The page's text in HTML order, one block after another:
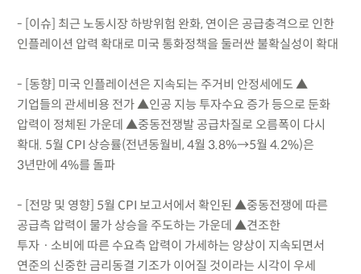
- [이슈] 최근 노동시장 하방위험 완화, 연이은 공급충격으로 인한
인플레이션 압력 확대로 미국 통화정책을 둘러싼 불확실성이 확대
- [동향] 미국 인플레이션은 지속되는 주거비 안정세에도 ▲
기업들의 관세비용 전가 ▲인공 지능 투자수요 증가 등으로 둔화
압력이 정체된 가운데 ▲중동전쟁발 공급차질로 오름폭이 다시
확대. 5월 CPI 상승률(전년동월비, 4월 3.8%→5월 4.2%)은
3년만에 4%를 돌파
- [전망 및 영향] 5월 CPI 보고서에서 확인된 ▲중동전쟁에 따른
공급측 압력이 물가 상승을 주도하는 가운데 ▲견조한
투자ㆍ소비에 따른 수요측 압력이 가세하는 양상이 지속되면서
연준의 신중한 금리동결 기조가 이어질 것이라는 시각이 우세